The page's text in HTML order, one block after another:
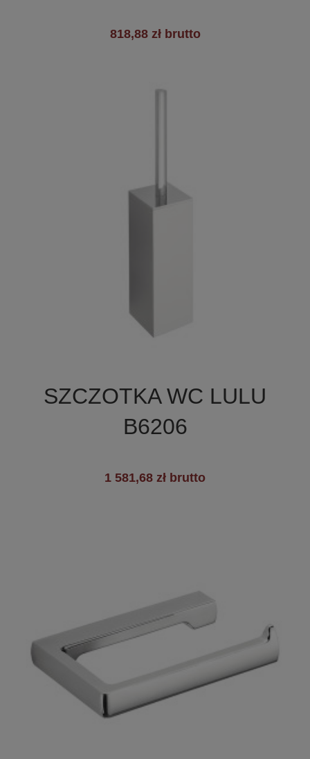
818,88 zł brutto
SZCZOTKA WC LULU
B6206
1 581,68 zł brutto